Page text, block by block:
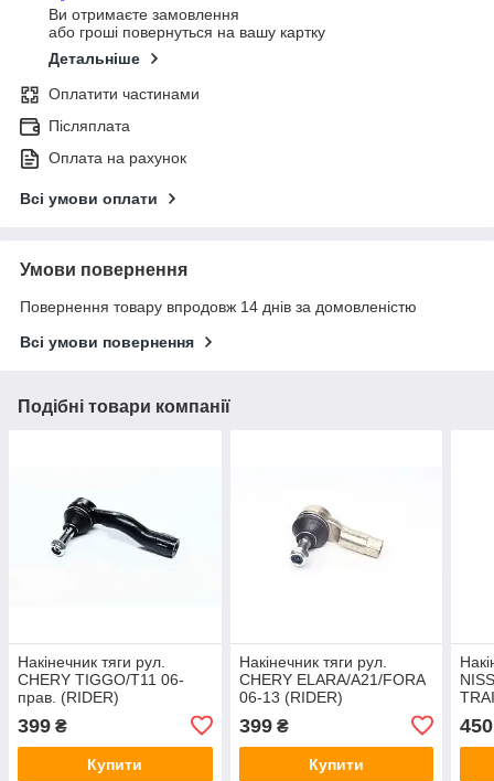
Ви отримаєте замовлення
або гроші повернуться на вашу картку
Детальніше
Оплатити частинами
Післяплата
Оплата на рахунок
Всі умови оплати
Умови повернення
Повернення товару впродовж 14 днів за домовленістю
Всі умови повернення
Подібні товари компанії
Накінечник тяги рул.
CHERY TIGGO/T11 06-
прав. (RIDER)
399 ₴
Купити
Накінечник тяги рул.
CHERY ELARA/A21/FORA
06-13 (RIDER)
399₴
Купити
450